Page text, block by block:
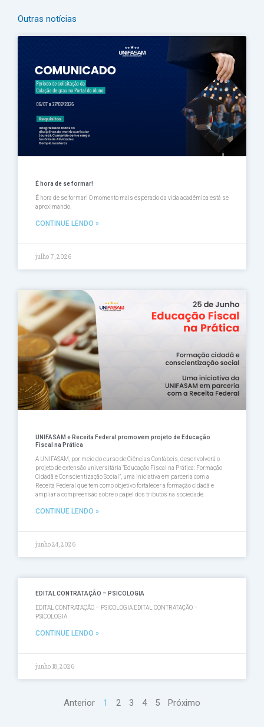
Outras notícias
É hora de se formar!
É hora de se formar! O momento mais esperado da vida acadêmica está se
aproximando,
CONTINUE LENDO »
julho 7, 2026
UNIFASAM e Receita Federal promovem projeto de Educação
Fiscal na Prática
A UNIFASAM, por meio do curso de Ciências Contábeis, desenvolverá o
projeto de extensão universitária “Educação Fiscal na Prática: Formação
Cidadã e Conscientização Social”, uma iniciativa em parceria com a
Receita Federal que tem como objetivo fortalecer a formação cidadã e
ampliar a compreensão sobre o papel dos tributos na sociedade.
CONTINUE LENDO »
junho 24, 2026
EDITAL CONTRATAÇÃO – PSICOLOGIA
EDITAL CONTRATAÇÃO – PSICOLOGIA EDITAL CONTRATAÇÃO –
PSICOLOGIA
CONTINUE LENDO »
junho 18, 2026
Anterior
Página
1
Página
2
Página
3
Página
4
Página
5 Próximo